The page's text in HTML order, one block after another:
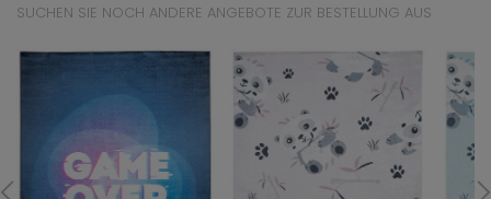
SUCHEN SIE NOCH ANDERE ANGEBOTE ZUR BESTELLUNG AUS